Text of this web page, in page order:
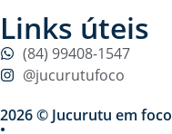
Links úteis
(84) 99408-1547
@jucurutufoco
2026 © Jucurutu em foco
•